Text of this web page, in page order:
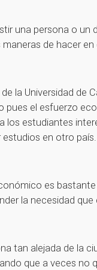
una persona o
de hacer
la Universidad de
el esfuerzo
los estudiantes
estudios en otro país.
es
la necesidad
tan alejada de la
que a veces